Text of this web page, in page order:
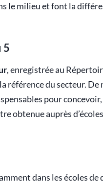
le milieu et font la
5
, enregistrée au
du secteur. De
pour
obtenue auprès
dans les écoles de